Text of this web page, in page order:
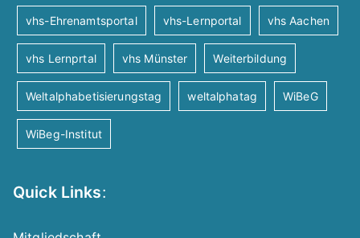
vhs-Ehrenamtsportal vhs-Lernportal vhs Aachen
vhs Lernprtal vhs Münster Weiterbildung
Weltalphabetisierungstag weltalphatag WiBeG
WiBeg-Institut
Quick Links: